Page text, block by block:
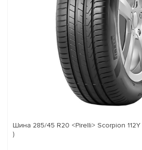
Шина 285/45 R20 <Pirelli> Scorpion 112Y
)